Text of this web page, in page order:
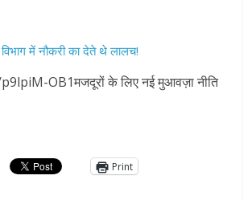
में नौकरी का देते थे लालच!
OB1मजदूरों के लिए नई मुआवज़ा नीति
Print